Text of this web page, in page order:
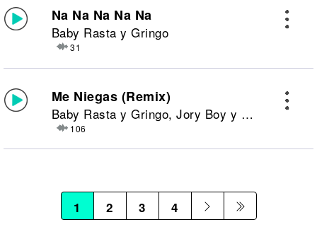
Na Na Na Na Na
Baby Rasta y Gringo
31
Me Niegas (Remix)
Baby Rasta y Gringo, Jory Boy y Ñengo Flow
106
1 2 3 4